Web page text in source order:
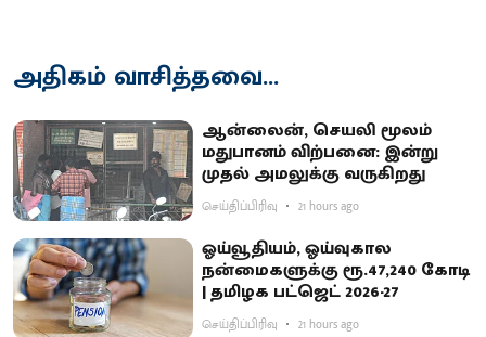
அதிகம் வாசித்தவை...
ஆன்லைன், செயலி மூலம்
மதுபானம் விற்பனை: இன்று
முதல் அமலுக்கு வருகிறது
செய்திப்பிரிவு 21 hours ago
ஓய்வூதியம், ஓய்வுகால
நன்மைகளுக்கு ரூ.47,240 கோடி
| தமிழக பட்ஜெட் 2026-27
செய்திப்பிரிவு 21 hours ago